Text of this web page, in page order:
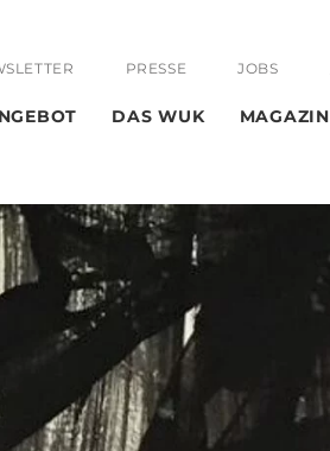
PRESSE JOBS
DAS WUK MAGAZIN